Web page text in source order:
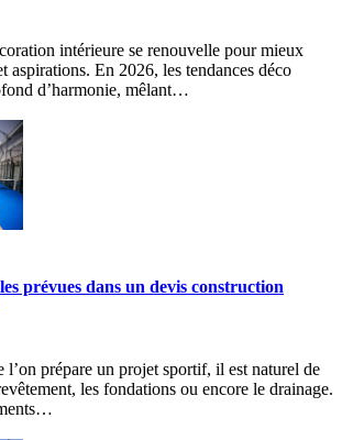
intérieure se renouvelle pour mieux
aspirations. En 2026, les tendances déco
d’harmonie, mêlant…
prévues dans un devis construction
prépare un projet sportif, il est naturel de
les fondations ou encore le drainage.